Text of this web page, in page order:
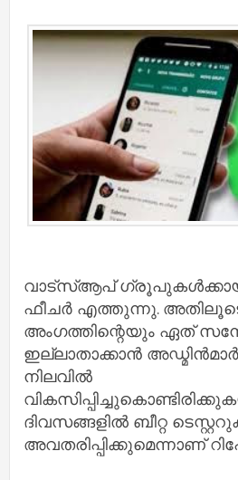
വാട്സ്ആപ്
ഫീചർ എത്തുന്നു.
അംഗത്തിന്റെയും ഏത്
ഇല്ലാതാക്കാൻ
നിലവിൽ
ദിവസങ്ങളിൽ ബീറ്റ
അവതരിപ്പിക്കുമെന്നാണ്